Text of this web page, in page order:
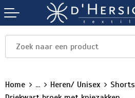
Home ... Heren/ Unisex
Shorts